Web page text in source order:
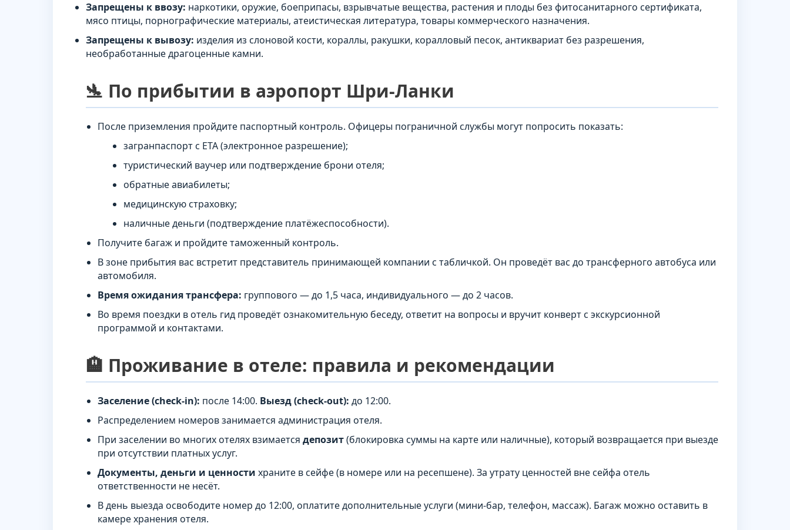
Запрещены к ввозу: наркотики, оружие, боеприпасы, взрывчатые вещества, растения и плоды без фитосанитарного сертификата,
мясо птицы, порнографические материалы, атеистическая литература, товары коммерческого назначения.
Запрещены к вывозу: изделия из слоновой кости, кораллы, ракушки, коралловый песок, антиквариат без разрешения,
необработанные драгоценные камни.
🛬 По прибытии в аэропорт Шри-Ланки
После приземления пройдите паспортный контроль. Офицеры пограничной службы могут попросить показать:
загранпаспорт с ETA (электронное разрешение);
туристический ваучер или подтверждение брони отеля;
обратные авиабилеты;
медицинскую страховку;
наличные деньги (подтверждение платёжеспособности).
Получите багаж и пройдите таможенный контроль.
В зоне прибытия вас встретит представитель принимающей компании с табличкой. Он проведёт вас до трансферного автобуса или
автомобиля.
Время ожидания трансфера: группового — до 1,5 часа, индивидуального — до 2 часов.
Во время поездки в отель гид проведёт ознакомительную беседу, ответит на вопросы и вручит конверт с экскурсионной
программой и контактами.
🏨 Проживание в отеле: правила и рекомендации
Заселение (check-in): после 14:00. Выезд (check-out): до 12:00.
Распределением номеров занимается администрация отеля.
При заселении во многих отелях взимается депозит(блокировка суммы на карте или наличные), который возвращается при выезде
при отсутствии платных услуг.
Документы, деньги и ценности храните в сейфе (в номере или на ресепшене). За утрату ценностей вне сейфа отель
ответственности не несёт.
В день выезда освободите номер до 12:00, оплатите дополнительные услуги (мини-бар, телефон, массаж). Багаж можно оставить в
камере хранения отеля.